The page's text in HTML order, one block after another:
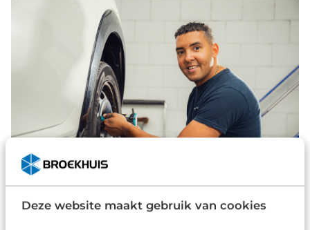
Deze website maakt gebruik van cookies